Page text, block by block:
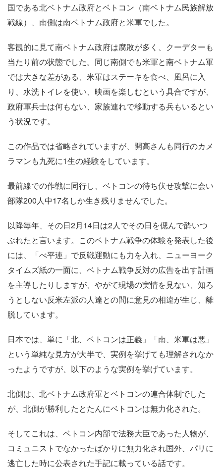
国である北ベトナム政府とベトコン（南ベトナム民族解放
戦線）、南側は南ベトナム政府と米軍でした。
客観的に見て南ベトナム政府は腐敗が多く、クーデターも
当たり前の状態でした。同じ南側でも米軍と南ベトナム軍
では大きな差がある、米軍はステーキを食べ、風呂に入
り、水洗トイレを使い、映画を楽しむという具合ですが、
政府軍兵士は何もない、家族連れで移動する兵もいるとい
う状況です。
この作品では省略されていますが、開高さんも同行のカメ
ラマンも九死に1生の経験をしています。
最前線での作戦に同行し、ベトコンの待ち伏せ攻撃に会い
部隊200人中17名しか生き残りませんでした。
以降毎年、その日2月14日は2人でその日を偲んで酔いつ
ぶれたと言います。このベトナム戦争の体験を発表した後
には、「べ平連」で反戦運動にも力を入れ、ニューヨーク
タイムズ紙の一面に、ベトナム戦争反対の広告を出す計画
を主導したりしますが、やがて現場の実情を見ない、知ろ
うとしない反米左派の人達との間に意見の相違が生じ、離
脱しています。
日本では、単に「北、ベトコンは正義」「南、米軍は悪」
という単純な見方が大半で、実例を挙げても理解されなか
ったようですが、以下のような実例を挙げています。
北側は、北ベトナム政府軍とベトコンの連合体制でした
が、北側が勝利したとたんにベトコンは無力化された。
そしてこれは、ベトコン内部で法務大臣であった人物が、
コミュニストでなかったばかりに無力化され国外、パリに
逃亡した時に公表された手記に載っている話です。